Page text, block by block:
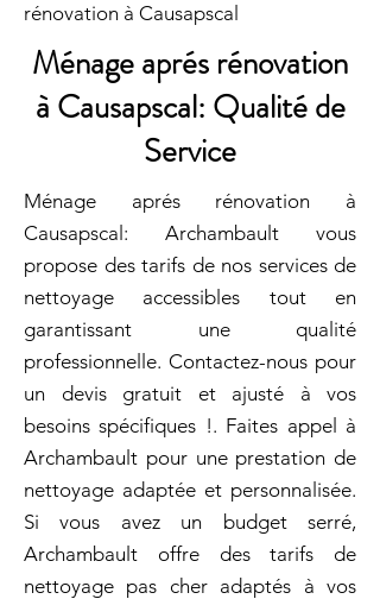
rénovation à Causapscal
Ménage aprés rénovation
à Causapscal: Qualité de
Service
Ménage aprés rénovation à
Causapscal: Archambault vous
propose des tarifs de nos services de
nettoyage accessibles tout en
garantissant une qualité
professionnelle. Contactez-nous pour
un devis gratuit et ajusté à vos
besoins spécifiques !. Faites appel à
Archambault pour une prestation de
nettoyage adaptée et personnalisée.
Si vous avez un budget serré,
Archambault offre des tarifs de
nettoyage pas cher adaptés à vos